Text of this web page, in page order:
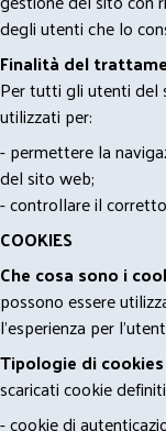
degli utenti che lo
Finalità del
Per tutti gli utenti del
utilizzati per:
- permettere la
del sito web;
- controllare il
COOKIES
Che cosa sono i
possono essere
l'esperienza per
Tipologie di cookies
scaricati cookie
- cookie di